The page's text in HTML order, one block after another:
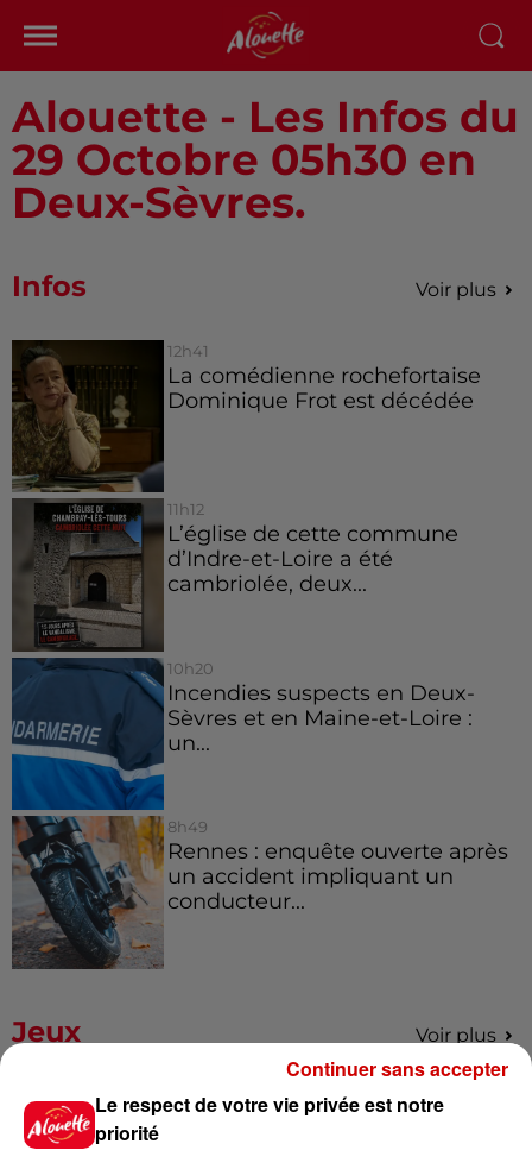
Alouette - Les Infos du
29 Octobre 05h30 en
Deux-Sèvres.
Infos Voir plus
12h41
La comédienne rochefortaise
Dominique Frot est décédée
11h12
L’église de cette commune
d’Indre-et-Loire a été
cambriolée, deux...
10h20
Incendies suspects en Deux-
Sèvres et en Maine-et-Loire :
un...
8h49
Rennes : enquête ouverte après
un accident impliquant un
conducteur...
Jeux Voir plus
Gagnez vos places pour le
festival Marché Gourmand 2026
Le respect de votre vie privée est notre
priorité
Continuer sans accepter